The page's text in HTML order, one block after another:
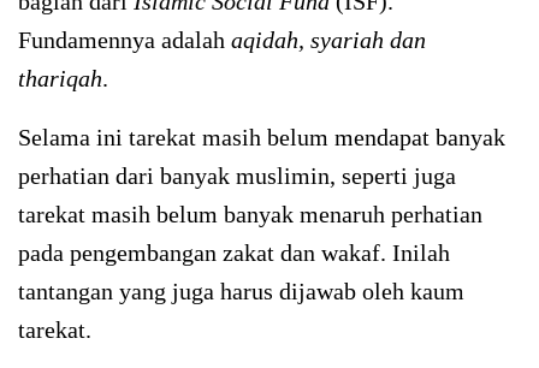
Fundamennya adalah aqidah, syariah dan
thariqah.
Selama ini tarekat masih belum mendapat banyak
perhatian dari banyak muslimin, seperti juga
tarekat masih belum banyak menaruh perhatian
pada pengembangan zakat dan wakaf. Inilah
tantangan yang juga harus dijawab oleh kaum
tarekat.